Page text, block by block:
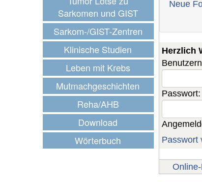
Sarkomen und GIST
Sarkom-/GIST-Zentren
Klinische Studien
Leben mit Krebs
Mutmachgeschichten
Reha/AHB
Download
Wörterbuch
Neue
Herzlich
Passwort:
Passwort